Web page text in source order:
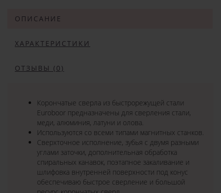
ОПИСАНИЕ
ХАРАКТЕРИСТИКИ
ОТЗЫВЫ (0)
Корончатые сверла из быстрорежущей стали
Euroboor предназначены для сверления стали,
меди, алюминия, латуни и олова.
Используются со всеми типами магнитных станков.
Сверхточное исполнение, зубья с двумя разными
углами заточки, дополнительная обработка
спиральных канавок, поэтапное закаливание и
шлифовка внутренней поверхности под конус
обеспечиваю быстрое сверление и большой